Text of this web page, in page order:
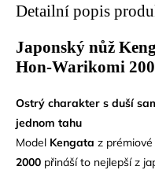
Detailní popis
Japonský nůž
Hon-Warikomi
Ostrý charakter s duší
jednom tahu
Model Kengata z prémiové
2000 přináší to nejlepší z